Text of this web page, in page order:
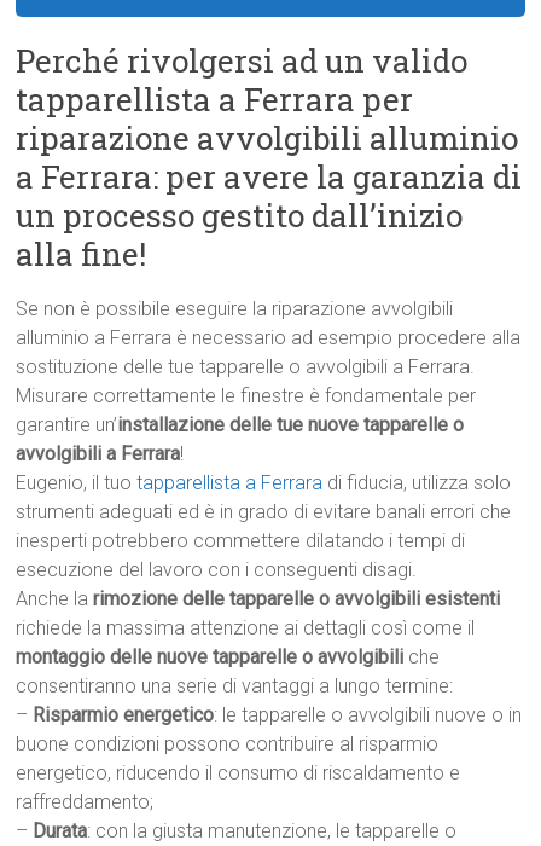
Perché rivolgersi ad un valido
tapparellista a Ferrara per
riparazione avvolgibili alluminio
a Ferrara: per avere la garanzia di
un processo gestito dall’inizio
alla fine!
Se non è possibile eseguire la riparazione avvolgibili
alluminio a Ferrara è necessario ad esempio procedere alla
sostituzione delle tue tapparelle o avvolgibili a Ferrara.
Misurare correttamente le finestre è fondamentale per
garantire un’installazione delle tue nuove tapparelle o
avvolgibili a Ferrara!
Eugenio, il tuo tapparellista a Ferrara di fiducia, utilizza solo
strumenti adeguati ed è in grado di evitare banali errori che
inesperti potrebbero commettere dilatando i tempi di
esecuzione del lavoro con i conseguenti disagi.
Anche larimozione delle tapparelle o avvolgibili esistenti
richiede la massima attenzione ai dettagli così come il
montaggio delle nuove tapparelle o avvolgibili che
consentiranno una serie di vantaggi a lungo termine:
– Risparmio energetico: le tapparelle o avvolgibili nuove o in
buone condizioni possono contribuire al risparmio
energetico, riducendo il consumo di riscaldamento e
raffreddamento;
– Durata: con la giusta manutenzione, le tapparelle o